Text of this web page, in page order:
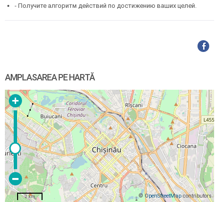
- Получите алгоритм действий по достижению ваших целей.
AMPLASAREA PE HARTĂ
© OpenStreetMapcontributors
2 km